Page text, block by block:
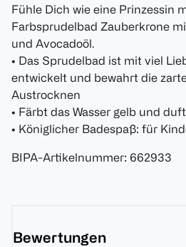
Fühle Dich wie eine Prinzessin
Farbsprudelbad Zauberkrone
und Avocadoöl.
• Das Sprudelbad ist mit viel
entwickelt und bewahrt die
Austrocknen
• Färbt das Wasser gelb und
• Königlicher Badespaß: für
BIPA-Artikelnummer: 662933
Bewertungen